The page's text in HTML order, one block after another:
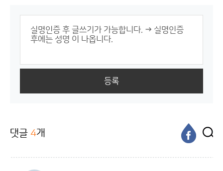
등록
댓글 4개